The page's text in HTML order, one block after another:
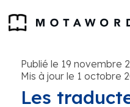
Publié le 19 novembre
Mis à jour le 1 octobre
Les